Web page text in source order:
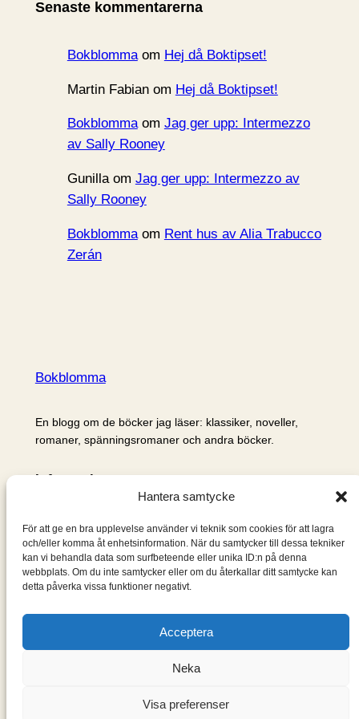
Hantera samtycke
För att ge en bra upplevelse använder vi teknik som cookies för att lagra
och/eller komma åt enhetsinformation. När du samtycker till dessa tekniker
kan vi behandla data som surfbeteende eller unika ID:n på denna
webbplats. Om du inte samtycker eller om du återkallar ditt samtycke kan
detta påverka vissa funktioner negativt.
Acceptera
Neka
Visa preferenser
v
Senaste kommentarerna
Bokblommaom Hej då Boktipset!
Martin Fabianom Hej då Boktipset!
Bokblommaom Jag ger upp: Intermezzo
av Sally Rooney
Gunillaom Jag ger upp: Intermezzo av
Sally Rooney
Bokblommaom Rent hus av Alia Trabucco
Zerán
Bokblomma
En blogg om de böcker jag läser: klassiker, noveller,
romaner, spänningsromaner och andra böcker.
Information
Om mig & om bloggen
S
ö
k
WordPress